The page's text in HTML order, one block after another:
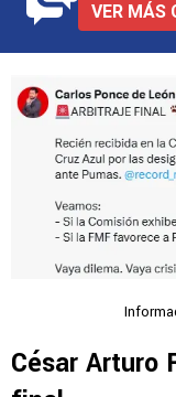
VER MÁS
César Arturo